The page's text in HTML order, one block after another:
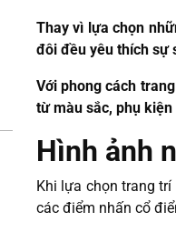
Thay vì lựa chọn
đôi đều yêu thích sự
Với phong cách
từ màu sắc, phụ
Hình ảnh
Khi lựa chọn trang
các điểm nhấn cổ